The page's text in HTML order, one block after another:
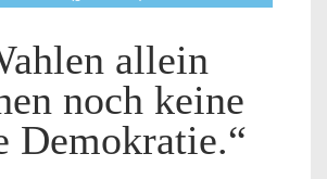
allein
noch keine
Demokratie.“